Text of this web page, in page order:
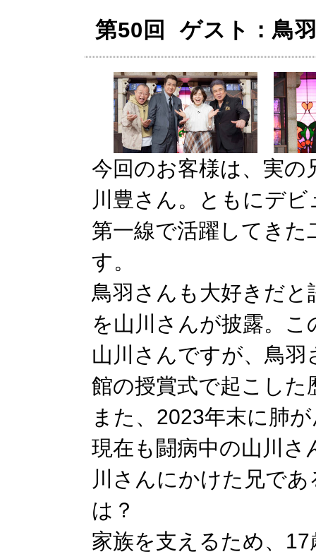
第50回 ゲスト：鳥
今回のお客様は、実の
川豊さん。ともにデ
第一線で活躍してき
す。
鳥羽さんも大好きだ
を山川さんが披露。
山川さんですが、鳥
館の授賞式で起こした
また、2023年末に肺
現在も闘病中の山川さ
川さんにかけた兄で
は？
家族を支えるため、